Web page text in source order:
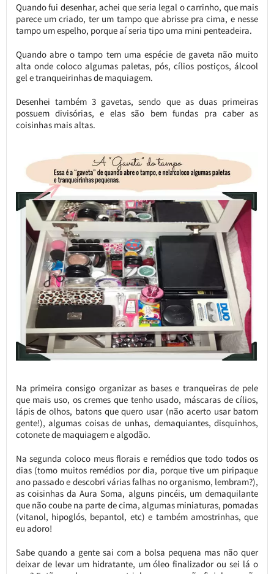
Quando fui desenhar, achei que seria legal o carrinho, que mais
parece um criado, ter um tampo que abrisse pra cima, e nesse
tampo um espelho, porque aí seria tipo uma mini penteadeira.
Quando abre o tampo tem uma espécie de gaveta não muito
alta onde coloco algumas paletas, pós, cílios postiços, álcool
gel e tranqueirinhas de maquiagem.
Desenhei também 3 gavetas, sendo que as duas primeiras
possuem divisórias, e elas são bem fundas pra caber as
coisinhas mais altas.
Na primeira consigo organizar as bases e tranqueiras de pele
que mais uso, os cremes que tenho usado, máscaras de cílios,
lápis de olhos, batons que quero usar (não acerto usar batom
gente!), algumas coisas de unhas, demaquiantes, disquinhos,
cotonete de maquiagem e algodão.
Na segunda coloco meus florais e remédios que todo todos os
dias (tomo muitos remédios por dia, porque tive um piripaque
ano passado e descobri várias falhas no organismo, lembram?),
as coisinhas da Aura Soma, alguns pincéis, um demaquilante
que não coube na parte de cima, algumas miniaturas, pomadas
(vitanol, hipoglós, bepantol, etc) e também amostrinhas, que
eu adoro!
Sabe quando a gente sai com a bolsa pequena mas não quer
deixar de levar um hidratante, um óleo finalizador ou sei lá o